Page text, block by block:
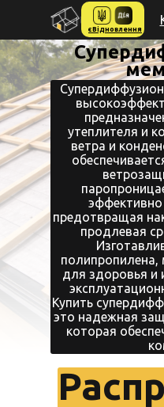
єВідновлення
утеплителя и
ветра и
предотвращая
продлевая
для здоровья и
Купить
это надежная
которая